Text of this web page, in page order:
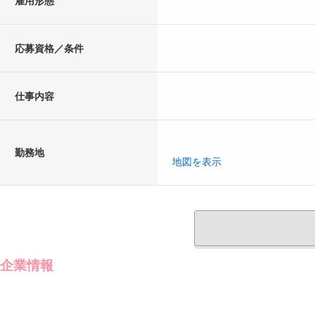
応募資格／条件
仕事内容
勤務地
地図を表示
企業情報